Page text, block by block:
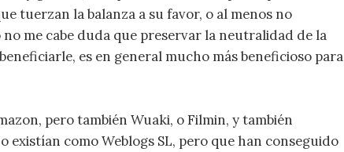
tuerzan la balanza a su favor, o al menos no
me cabe duda que preservar la neutralidad de la
es en general mucho más beneficioso para
pero también Wuaki, o Filmin, y también
existían como Weblogs SL, pero que han conseguido